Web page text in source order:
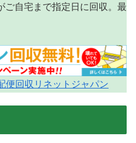
ご自宅まで指定日に回収。最
便回収リネットジャパン